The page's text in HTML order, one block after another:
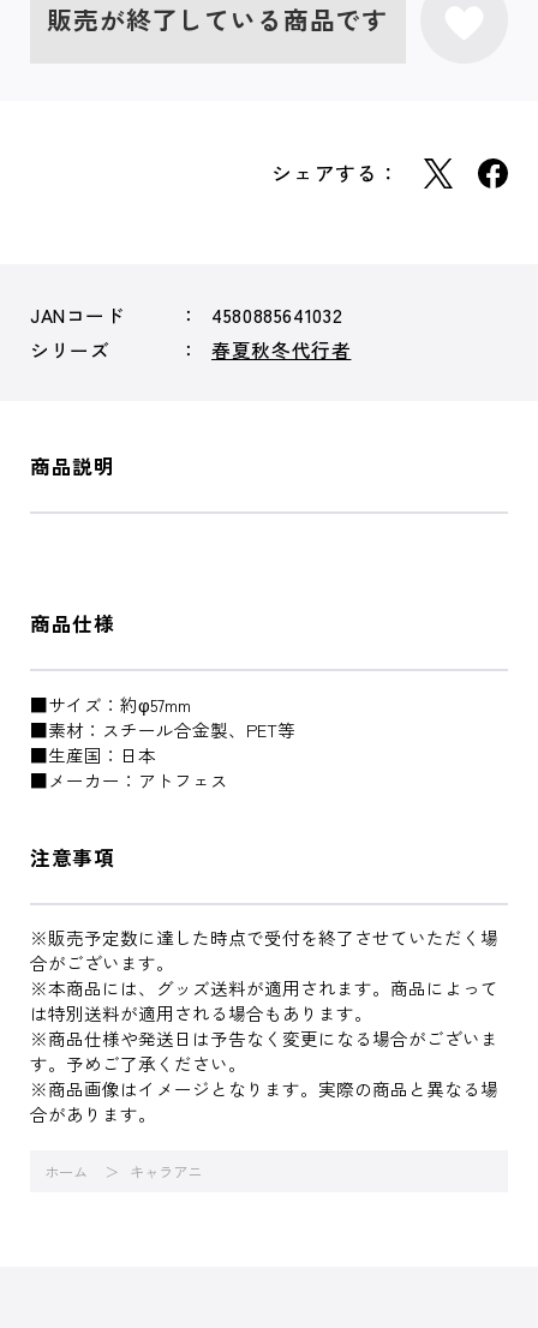
販売が終了している商品です
シェアする：
JANコード
4580885641032
シリーズ
春夏秋冬代行者
商品説明
商品仕様
■サイズ：約φ57mm
■素材：スチール合金製、PET等
■生産国：日本
■メーカー：アトフェス
注意事項
※販売予定数に達した時点で受付を終了させていただく場
合がございます。
※本商品には、グッズ送料が適用されます。商品によって
は特別送料が適用される場合もあります。
※商品仕様や発送日は予告なく変更になる場合がございま
す。予めご了承ください。
※商品画像はイメージとなります。実際の商品と異なる場
合があります。
ホーム キャラアニ